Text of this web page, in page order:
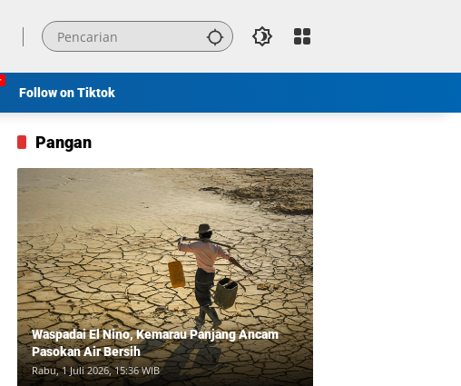
Follow on Tiktok
Pangan
Waspadai El Nino, Kemarau Panjang Ancam
Pasokan Air Bersih
Rabu, 1 Juli 2026, 15:36 WIB